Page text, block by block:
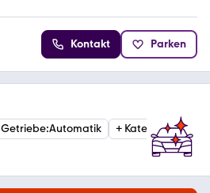
Kontakt Parken
Getriebe:Automatik + Kategorie:Van